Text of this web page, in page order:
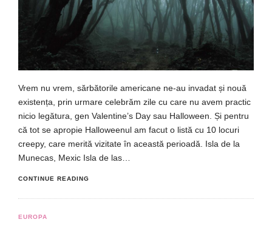
Vrem nu vrem, sărbătorile americane ne-au invadat și nouă
existența, prin urmare celebrăm zile cu care nu avem practic
nicio legătura, gen Valentine’s Day sau Halloween. Și pentru
că tot se apropie Halloweenul am facut o listă cu 10 locuri
creepy, care merită vizitate în această perioadă. Isla de la
Munecas, Mexic Isla de las…
CONTINUE READING
EUROPA